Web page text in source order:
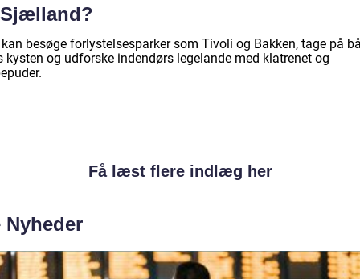
besøge forlystelsesparker som Tivoli og Bakken, tage på
kysten og udforske indendørs legelande med klatrenet og
Få læst flere indlæg her
Nyheder